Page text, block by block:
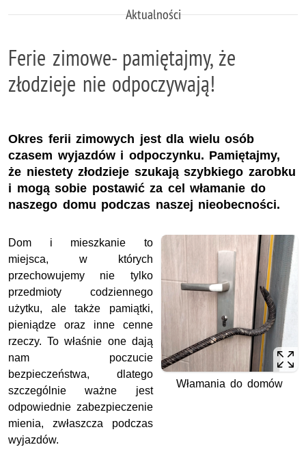
Aktualności
Ferie zimowe- pamiętajmy, że
złodzieje nie odpoczywają!
Okres ferii zimowych jest dla wielu osób
czasem wyjazdów i odpoczynku. Pamiętajmy,
że niestety złodzieje szukają szybkiego zarobku
i mogą sobie postawić za cel włamanie do
naszego domu podczas naszej nieobecności.
Włamania do domów
Dom i mieszkanie to
miejsca, w których
przechowujemy nie tylko
przedmioty codziennego
użytku, ale także pamiątki,
pieniądze oraz inne cenne
rzeczy. To właśnie one dają
nam poczucie
bezpieczeństwa, dlatego
szczególnie ważne jest
odpowiednie zabezpieczenie
mienia, zwłaszcza podczas
wyjazdów.